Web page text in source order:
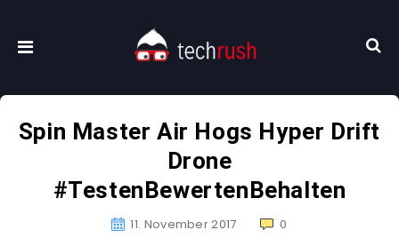
Spin Master Air Hogs Hyper Drift
Drone
#TestenBewertenBehalten
11. November 2017 0